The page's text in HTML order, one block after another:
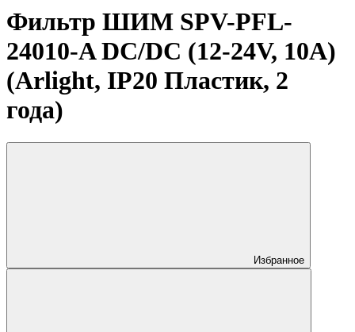
Фильтр ШИМ SPV-PFL-
24010-A DC/DC (12-24V, 10A)
(Arlight, IP20 Пластик, 2
года)
Избранное